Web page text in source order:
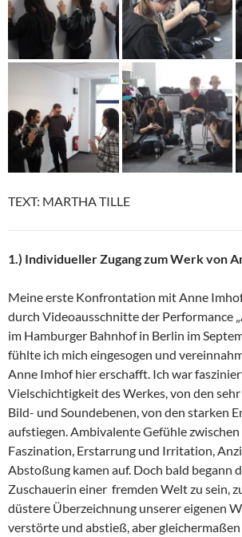
TEXT: MARTHA TILLE
1.) Individueller Zugang zum Werk von
Meine erste Konfrontation mit Anne
durch Videoausschnitte der Performance
im Hamburger Bahnhof in Berlin im
fühlte ich mich eingesogen und
Anne Imhof hier erschafft. Ich war
Vielschichtigkeit des Werkes, von den
Bild- und Soundebenen, von den starken
aufstiegen. Ambivalente Gefühle
Faszination, Erstarrung und Irritation,
Abstoßung kamen auf. Doch bald begann
Zuschauerin einer fremden Welt zu sein,
düstere Überzeichnung unserer eigenen
verstörte und abstieß, aber